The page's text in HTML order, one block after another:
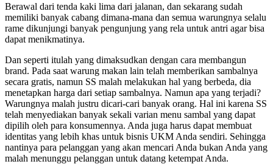
Berawal dari tenda kaki lima dari jalanan, dan sekarang sudah
memiliki banyak cabang dimana-mana dan semua warungnya selalu
rame dikunjungi banyak pengunjung yang rela untuk antri agar bisa
dapat menikmatinya.
Dan seperti itulah yang dimaksudkan dengan cara membangun
brand. Pada saat warung makan lain telah memberikan sambalnya
secara gratis, namun SS malah melakukan hal yang berbeda, dia
menetapkan harga dari setiap sambalnya. Namun apa yang terjadi?
Warungnya malah justru dicari-cari banyak orang. Hal ini karena SS
telah menyediakan banyak sekali varian menu sambal yang dapat
dipilih oleh para konsumennya. Anda juga harus dapat membuat
identitas yang lebih khas untuk bisnis UKM Anda sendiri. Sehingga
nantinya para pelanggan yang akan mencari Anda bukan Anda yang
malah menunggu pelanggan untuk datang ketempat Anda.